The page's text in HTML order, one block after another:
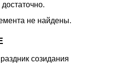
не найдены.
созидания